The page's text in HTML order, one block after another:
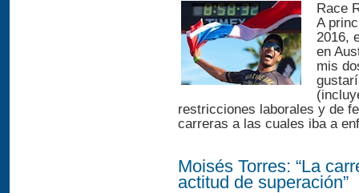
Race
A
2016,
en
mis
restricciones laborales y de
carreras a las cuales iba a
Moisés Torres: “La
actitud de superación”